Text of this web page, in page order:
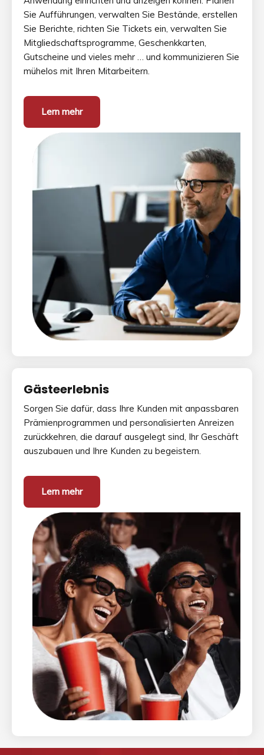
Sie Aufführungen, verwalten Sie Bestände, erstellen
Sie Berichte, richten Sie Tickets ein, verwalten Sie
Mitgliedschaftsprogramme, Geschenkkarten,
Gutscheine und vieles mehr … und kommunizieren Sie
mühelos mit Ihren Mitarbeitern.
Lern mehr
Gästeerlebnis
Sorgen Sie dafür, dass Ihre Kunden mit anpassbaren
Prämienprogrammen und personalisierten Anreizen
zurückkehren, die darauf ausgelegt sind, Ihr Geschäft
auszubauen und Ihre Kunden zu begeistern.
Lern mehr